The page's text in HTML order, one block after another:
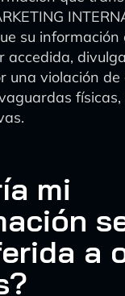
su información
accedida,
una violación de
físicas,
mi
a